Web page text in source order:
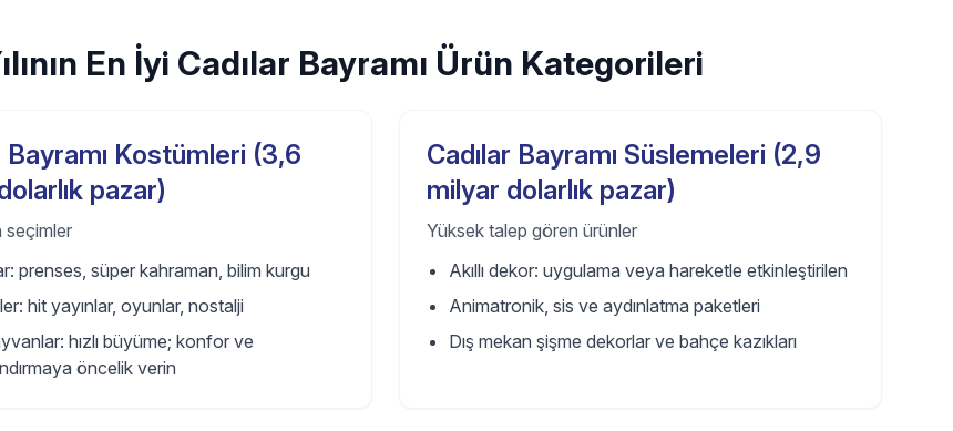
En İyi Cadılar Bayramı Ürün Kategorileri
Bayramı Kostümleri (3,6
pazar)
seçimler
prenses, süper kahraman, bilim kurgu
hit yayınlar, oyunlar, nostalji
hızlı büyüme; konfor ve
öncelik verin
Cadılar Bayramı Süslemeleri (2,9
milyar dolarlık pazar)
Yüksek talep gören ürünler
Akıllı dekor: uygulama veya hareketle etkinleştirilen
Animatronik, sis ve aydınlatma paketleri
Dış mekan şişme dekorlar ve bahçe kazıkları